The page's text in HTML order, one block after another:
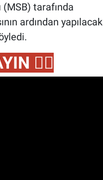
tarafında
ardından yapılacak
👇🏻